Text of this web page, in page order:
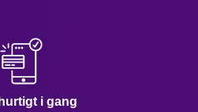
i gang